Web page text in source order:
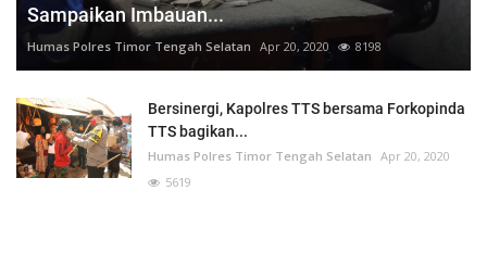
Sampaikan Imbauan...
Humas Polres Timor Tengah Selatan Apr 20, 2020 8198
Bersinergi, Kapolres TTS bersama Forkopinda
TTS bagikan...
Humas Polres Timor Tengah Selatan Apr 20, 2020
5619